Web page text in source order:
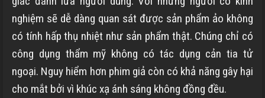
nghiệm sẽ dễ dàng quan sát được sản phẩm ảo không
có tính hấp thụ nhiệt như sản phẩm thật. Chúng chỉ có
công dụng thẩm mỹ không có tác dụng cản tia tử
ngoại. Nguy hiểm hơn phim giả còn có khả năng gây hại
cho mắt bởi vì khúc xạ ánh sáng không đồng đều.